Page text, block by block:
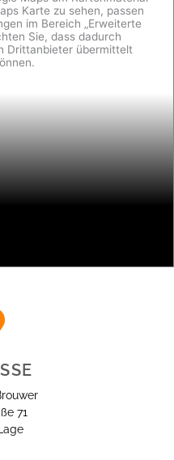
Karte zu sehen, passen
im Bereich „Erweiterte
Sie, dass dadurch
Drittanbieter übermittelt
71